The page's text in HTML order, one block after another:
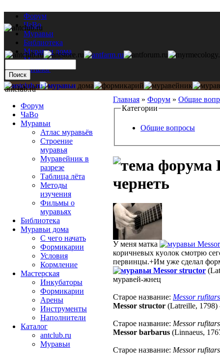
Форум
ЧаВо
Муравьи
Библиотека
Муравьи дома
Мастерская
Каталог
Главная » Форум » Общие
Категории
Общие вопросы
чернеть
У меня матка
коричневых куолок смотрю
первинцы.+Им уже сделал
Messor structor
муравей-жнец
Старое название: Messor
Messor structor (Latreille, 1798)
Старое название: Messor
Messor barbarus (Linnaeus,
Старое название: Messor
antclub.ru
Форум
ЧаВо
Муравьи
Атлас муравьёв
Строение
муравья
Муравейник в
разрезе
Таблица лёта
Методы
изучения
Фильмы о
муравьях
Библиотека
Муравьи дома
С чего начать
Формикарии
Условия
Кормление
Мастерская
Инкубаторы
Формикарии
Арены
Инструменты
Наполнители
Каталог
antclub.ru
Муравьи